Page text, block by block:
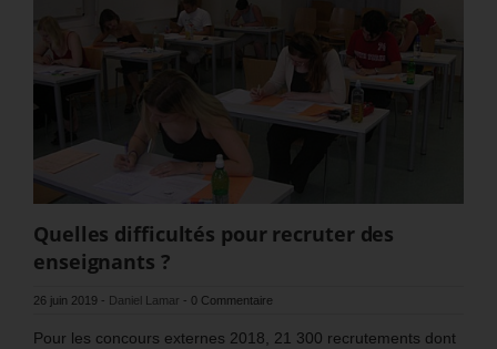
Quelles difficultés pour recruter des
enseignants ?
26 juin 2019 - Daniel Lamar - 0 Commentaire
Pour les concours externes 2018, 21 300 recrutements dont